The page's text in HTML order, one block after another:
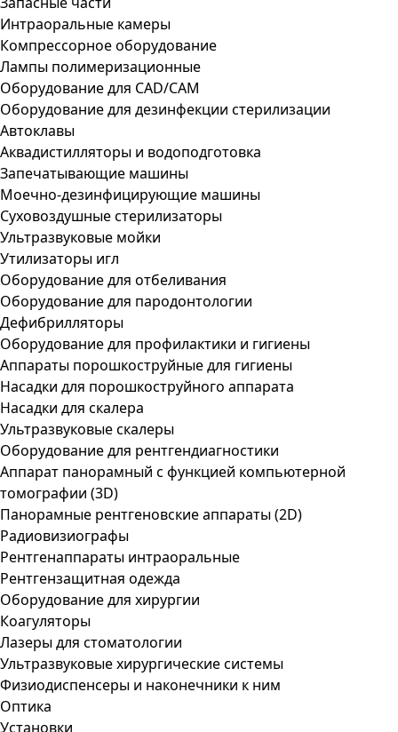
Интраоральные камеры
Компрессорное оборудование
Лампы полимеризационные
Оборудование для CAD/CAM
Оборудование для дезинфекции стерилизации
Автоклавы
Аквадистилляторы и водоподготовка
Запечатывающие машины
Моечно-дезинфицирующие машины
Суховоздушные стерилизаторы
Ультразвуковые мойки
Утилизаторы игл
Оборудование для отбеливания
Оборудование для пародонтологии
Дефибрилляторы
Оборудование для профилактики и гигиены
Аппараты порошкоструйные для гигиены
Насадки для порошкоструйного аппарата
Насадки для скалера
Ультразвуковые скалеры
Оборудование для рентгендиагностики
Аппарат панорамный с функцией компьютерной
томографии (3D)
Панорамные рентгеновские аппараты (2D)
Радиовизиографы
Рентгенаппараты интраоральные
Рентгензащитная одежда
Оборудование для хирургии
Коагуляторы
Лазеры для стоматологии
Ультразвуковые хирургические системы
Физиодиспенсеры и наконечники к ним
Оптика
Установки